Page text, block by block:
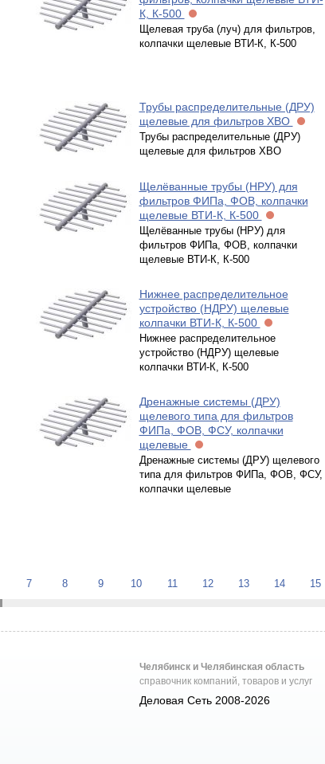
К, К-500
Щелевая труба (луч) для фильтров,
колпачки щелевые ВТИ-К, К-500
Трубы распределительные (ДРУ)
щелевые для фильтров ХВО
Трубы распределительные (ДРУ)
щелевые для фильтров ХВО
Щелёванные трубы (НРУ) для
фильтров ФИПа, ФОВ, колпачки
щелевые ВТИ-К, К-500
Щелёванные трубы (НРУ) для
фильтров ФИПа, ФОВ, колпачки
щелевые ВТИ-К, К-500
Нижнее распределительное
устройство (НДРУ) щелевые
колпачки ВТИ-К, К-500
Нижнее распределительное
устройство (НДРУ) щелевые
колпачки ВТИ-К, К-500
Дренажные системы (ДРУ)
щелевого типа для фильтров
ФИПа, ФОВ, ФСУ, колпачки
щелевые
Дренажные системы (ДРУ) щелевого
типа для фильтров ФИПа, ФОВ, ФСУ,
колпачки щелевые
7 8 9 10 11 12 13 14 15
Челябинск и Челябинская область
справочник компаний, товаров и услуг
Деловая Сеть 2008-2026